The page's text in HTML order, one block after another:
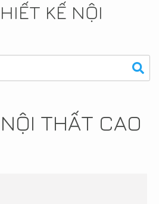
KẾ NỘI
THẤT CAO